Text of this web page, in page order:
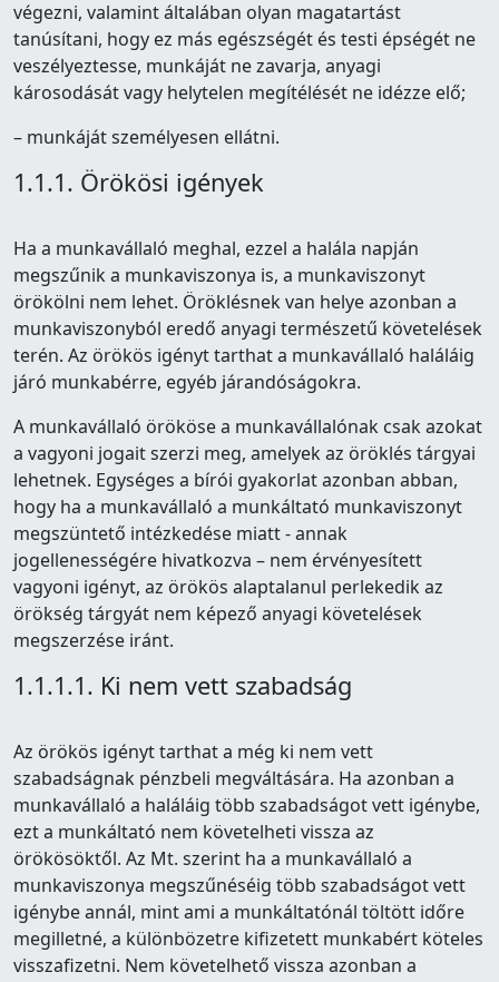
végezni, valamint általában olyan magatartást
tanúsítani, hogy ez más egészségét és testi épségét ne
veszélyeztesse, munkáját ne zavarja, anyagi
károsodását vagy helytelen megítélését ne idézze elő;
– munkáját személyesen ellátni.
1.1.1. Örökösi igények
Ha a munkavállaló meghal, ezzel a halála napján
megszűnik a munkaviszonya is, a munkaviszonyt
örökölni nem lehet. Öröklésnek van helye azonban a
munkaviszonyból eredő anyagi természetű követelések
terén. Az örökös igényt tarthat a munkavállaló haláláig
járó munkabérre, egyéb járandóságokra.
A munkavállaló örököse a munkavállalónak csak azokat
a vagyoni jogait szerzi meg, amelyek az öröklés tárgyai
lehetnek. Egységes a bírói gyakorlat azonban abban,
hogy ha a munkavállaló a munkáltató munkaviszonyt
megszüntető intézkedése miatt - annak
jogellenességére hivatkozva – nem érvényesített
vagyoni igényt, az örökös alaptalanul perlekedik az
örökség tárgyát nem képező anyagi követelések
megszerzése iránt.
1.1.1.1. Ki nem vett szabadság
Az örökös igényt tarthat a még ki nem vett
szabadságnak pénzbeli megváltására. Ha azonban a
munkavállaló a haláláig több szabadságot vett igénybe,
ezt a munkáltató nem követelheti vissza az
örökösöktől. Az Mt. szerint ha a munkavállaló a
munkaviszonya megszűnéséig több szabadságot vett
igénybe annál, mint ami a munkáltatónál töltött időre
megilletné, a különbözetre kifizetett munkabért köteles
visszafizetni. Nem követelhető vissza azonban a